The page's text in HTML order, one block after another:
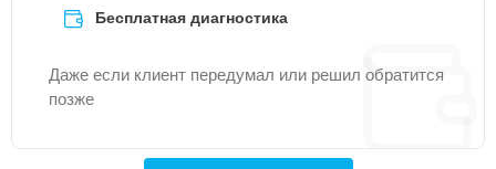
Бесплатная диагностика
Даже если клиент передумал или решил обратится
позже